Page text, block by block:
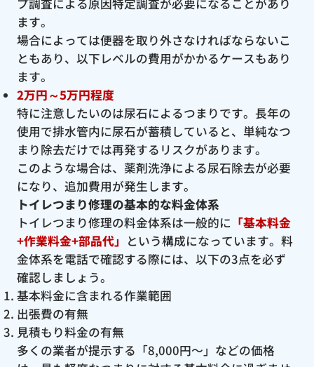
プ調査による原因特定調査が必要になることがあり
ます。
場合によっては便器を取り外さなければならないこ
ともあり、以下レベルの費用がかかるケースもあり
ます。
2万円～5万円程度
特に注意したいのは尿石によるつまりです。長年の
使用で排水管内に尿石が蓄積していると、単純なつ
まり除去だけでは再発するリスクがあります。
このような場合は、薬剤洗浄による尿石除去が必要
になり、追加費用が発生します。
トイレつまり修理の基本的な料金体系
トイレつまり修理の料金体系は一般的に 「基本料金
+作業料金+部品代」 という構成になっています。料
金体系を電話で確認する際には、以下の3点を必ず
確認しましょう。
基本料金に含まれる作業範囲
出張費の有無
見積もり料金の有無
多くの業者が提示する「8,000円〜」などの価格